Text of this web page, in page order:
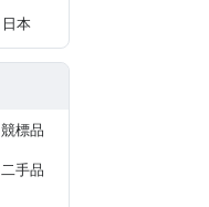
日本
競標品
二手品